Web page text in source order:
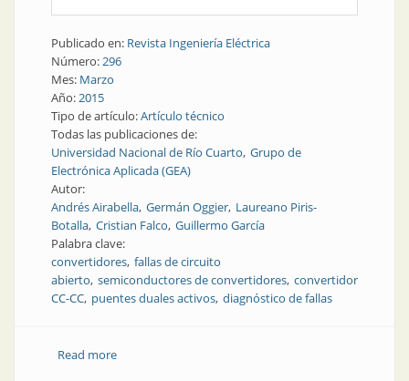
Publicado en: Revista Ingeniería Eléctrica
Número:296
Mes: Marzo
Año:2015
Tipo de artículo:Artículo técnico
Todas las publicaciones de:
Universidad Nacional de Río Cuarto Grupo de
Electrónica Aplicada (GEA)
Autor:
Andrés Airabella Germán Oggier Laureano Piris-
Botalla Cristian Falco Guillermo García
Palabra clave:
convertidores fallas de circuito
abierto semiconductores de convertidores convertidor
CC-CC puentes duales activos diagnóstico de fallas
Read moreabout Nota técnica | Estrategia de detección de fallas